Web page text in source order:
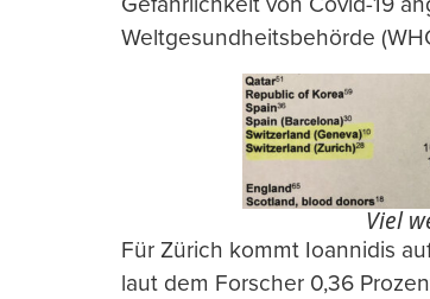
Weltgesundheitsbehörde
Viel
Für Zürich kommt Ioannidis
laut dem Forscher 0,36